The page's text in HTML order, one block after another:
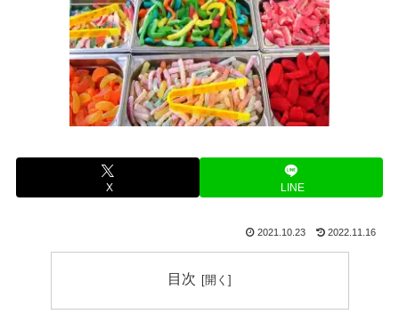
X LINE
2021.10.23 2022.11.16
目次